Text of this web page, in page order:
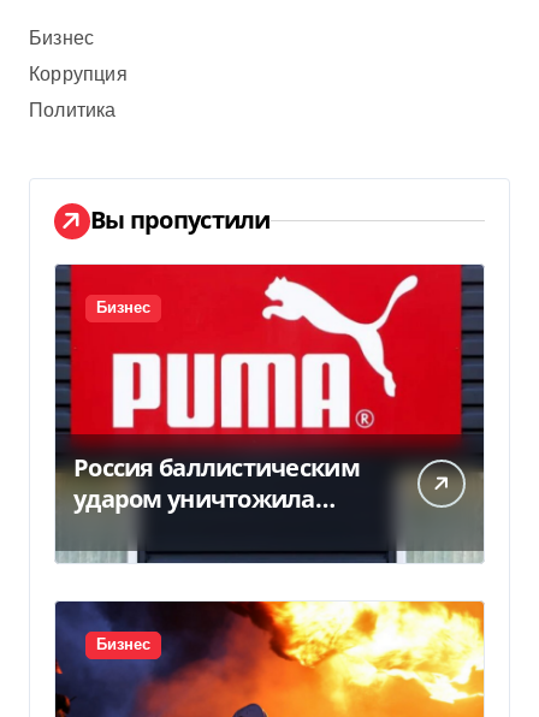
Бизнес
Коррупция
Политика
Вы пропустили
Бизнес
Россия баллистическим
ударом уничтожила
детали
Бизнес